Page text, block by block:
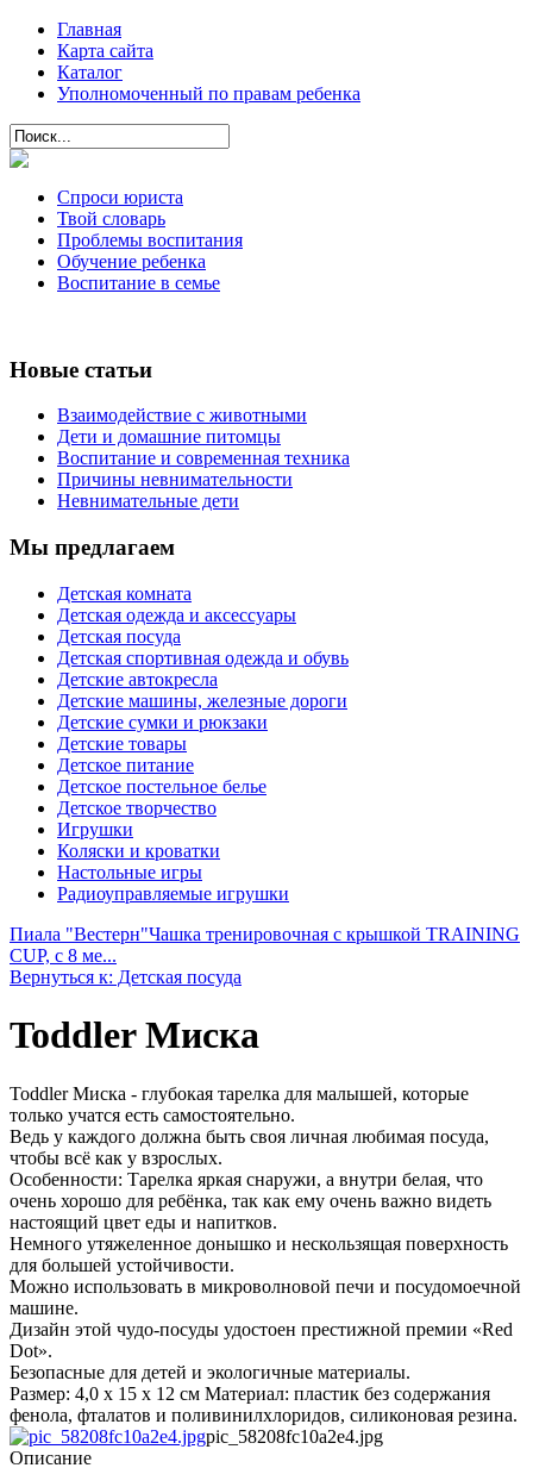
Главная
Карта сайта
Каталог
Уполномоченный по правам ребенка
Спроси юриста
Твой словарь
Проблемы воспитания
Обучение ребенка
Воспитание в семье
Новые статьи
Взаимодействие с животными
Дети и домашние питомцы
Воспитание и современная техника
Причины невнимательности
Невнимательные дети
Мы предлагаем
Детская комната
Детская одежда и аксессуары
Детская посуда
Детская спортивная одежда и обувь
Детские автокресла
Детские машины, железные дороги
Детские сумки и рюкзаки
Детские товары
Детское питание
Детское постельное белье
Детское творчество
Игрушки
Коляски и кроватки
Настольные игры
Радиоуправляемые игрушки
Пиала "Вестерн"Чашка тренировочная с крышкой TRAINING
CUP, с 8 ме...
Вернуться к: Детская посуда
Toddler Миска
Toddler Миска - глубокая тарелка для малышей, которые
только учатся есть самостоятельно.
Ведь у каждого должна быть своя личная любимая посуда,
чтобы всё как у взрослых.
Особенности: Тарелка яркая снаружи, а внутри белая, что
очень хорошо для ребёнка, так как ему очень важно видеть
настоящий цвет еды и напитков.
Немного утяжеленное донышко и нескользящая поверхность
для большей устойчивости.
Можно использовать в микроволновой печи и посудомоечной
машине.
Дизайн этой чудо-посуды удостоен престижной премии «Red
Dot».
Безопасные для детей и экологичные материалы.
Размер: 4,0 х 15 х 12 см Материал: пластик без содержания
фенола, фталатов и поливинилхлоридов, силиконовая резина.
pic_58208fc10a2e4.jpg
Описание